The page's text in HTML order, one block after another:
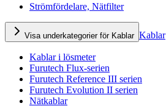
Strömfördelare, Nätfilter
Visa underkategorier för Kablar Kablar
Kablar i lösmeter
Furutech Flux-serien
Furutech Reference III serien
Furutech Evolution II serien
Nätkablar